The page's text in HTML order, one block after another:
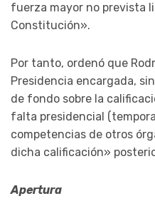
fuerza mayor no prevista
Constitución».
Por tanto, ordenó que
Presidencia encargada,
de fondo sobre la
falta presidencial
competencias de otros
dicha calificación»
Apertura